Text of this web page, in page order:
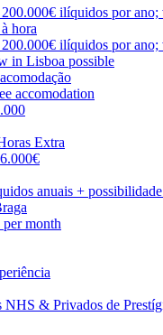
ilíquidos por ano;
hora
ilíquidos por ano;
in Lisboa possible
accomodation
Extra
anuais +
month
NHS & Privados de